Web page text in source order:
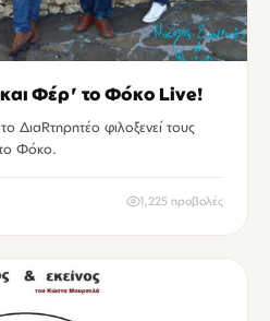
και Φέρ' το Φόκο Live!
ΔιαRτηρητέο φιλοξενεί τους
Φόκο.
1,225 προβολές